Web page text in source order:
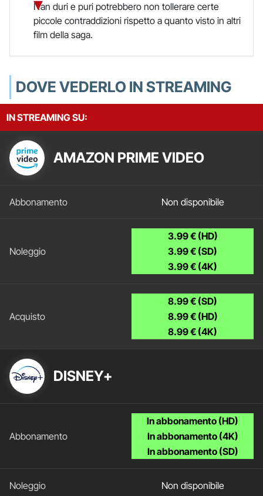
I fan duri e puri potrebbero non tollerare certe
piccole contraddizioni rispetto a quanto visto in altri
film della saga.
DOVE VEDERLO IN STREAMING
IN STREAMING SU:
AMAZON PRIME VIDEO
Non disponibile
3.99 € (HD)
3.99 € (SD)
3.99 € (4K)
8.99 € (SD)
8.99 € (HD)
8.99 € (4K)
DISNEY+
In abbonamento (HD)
In abbonamento (4K)
In abbonamento (SD)
Non disponibile